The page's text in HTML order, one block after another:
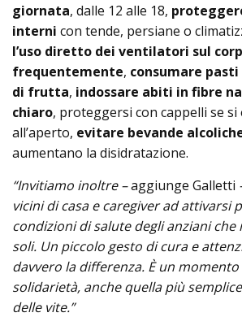
giornata, dalle 12 alle 18,
interni con tende, persiane o
l’uso diretto dei ventilatori sul
frequentemente, consumare
di frutta, indossare abiti in fibre
chiaro, proteggersi con cappelli se si
all’aperto, evitare bevande
aumentano la disidratazione.
“Invitiamo inoltre –aggiunge Galletti
vicini di casa e caregiver ad attivarsi
condizioni di salute degli anziani che
soli. Un piccolo gesto di cura e
davvero la differenza. È un momento
solidarietà, anche quella più
delle vite.”